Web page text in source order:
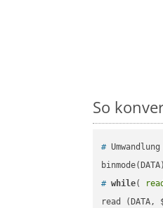
So
#
# while( read
read